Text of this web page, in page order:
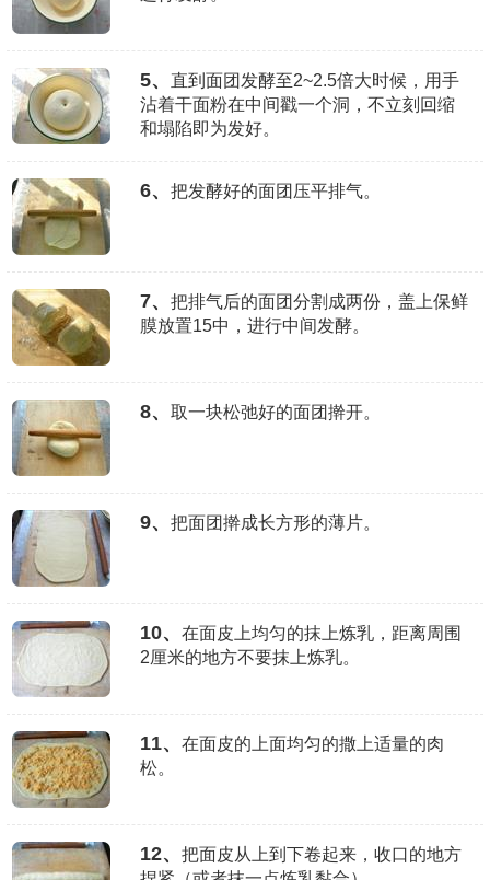
5、
直到面团发酵至2~2.5倍大时候，用手
沾着干面粉在中间戳一个洞，不立刻回缩
和塌陷即为发好。
6、 把发酵好的面团压平排气。
7、
把排气后的面团分割成两份，盖上保鲜
膜放置15中，进行中间发酵。
8、 取一块松弛好的面团擀开。
9、 把面团擀成长方形的薄片。
10、
在面皮上均匀的抹上炼乳，距离周围
2厘米的地方不要抹上炼乳。
11、
在面皮的上面均匀的撒上适量的肉
松。
12、
把面皮从上到下卷起来，收口的地方